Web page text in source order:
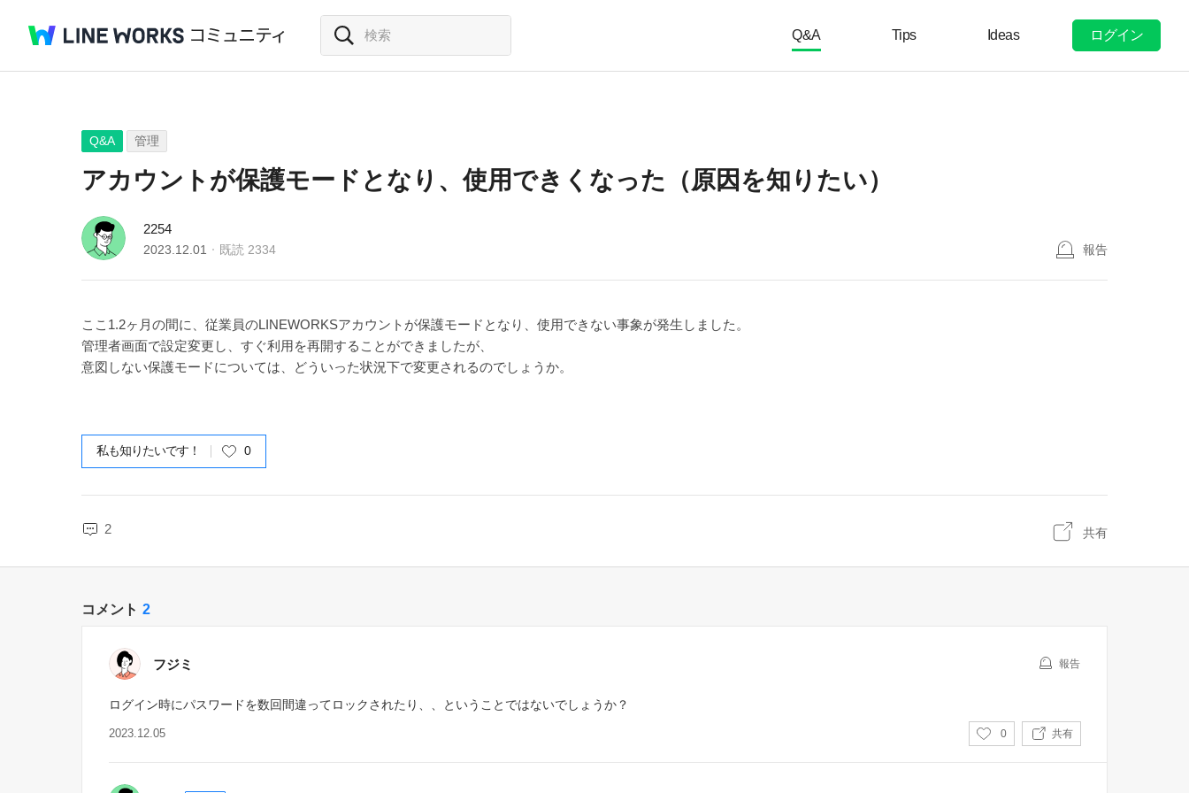
Q&A Tips Ideas ログイン
Q&A 管理
アカウントが保護モードとなり、使用できくなった（原因を知りたい）
2254
2023.12.01 既読 2334 報告
ここ1.2ヶ月の間に、従業員のLINEWORKSアカウントが保護モードとなり、使用できない事象が発生しました。
管理者画面で設定変更し、すぐ利用を再開することができましたが、
意図しない保護モードについては、どういった状況下で変更されるのでしょうか。
私も知りたいです！ 0
2 共有
コメント 2
フジミ 報告
ログイン時にパスワードを数回間違ってロックされたり、、ということではないでしょうか？
2023.12.05
い
0 共有